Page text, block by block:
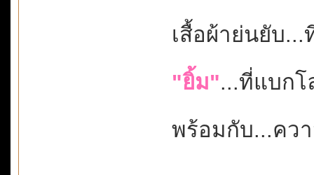
เสื้อผ้าย่นยับ...
"ยิ้ม"...ที่แบกโ
พร้อมกับ...คว